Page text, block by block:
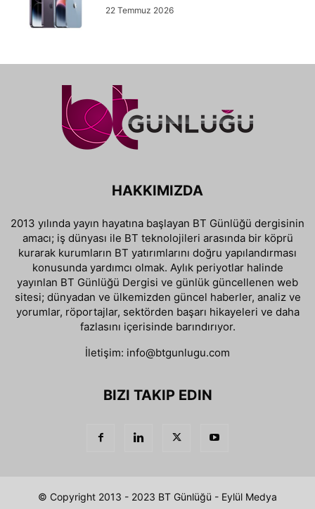
22 Temmuz 2026
HAKKIMIZDA
2013 yılında yayın hayatına başlayan BT Günlüğü dergisinin
amacı; iş dünyası ile BT teknolojileri arasında bir köprü
kurarak kurumların BT yatırımlarını doğru yapılandırması
konusunda yardımcı olmak. Aylık periyotlar halinde
yayınlan BT Günlüğü Dergisi ve günlük güncellenen web
sitesi; dünyadan ve ülkemizden güncel haberler, analiz ve
yorumlar, röportajlar, sektörden başarı hikayeleri ve daha
fazlasını içerisinde barındırıyor.
İletişim: info@btgunlugu.com
BIZI TAKIP EDIN
© Copyright 2013 - 2023 BT Günlüğü - Eylül Medya